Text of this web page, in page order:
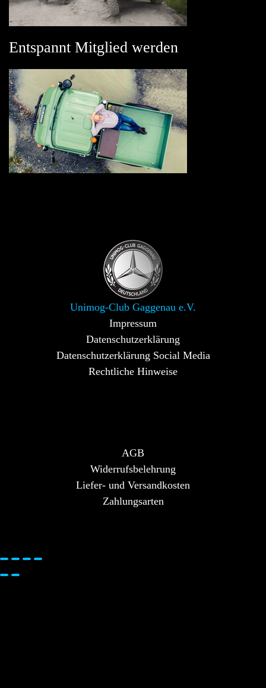
Entspannt Mitglied werden
Unimog-Club Gaggenau e.V.
Impressum
Datenschutzerklärung
Datenschutzerklärung Social Media
Rechtliche Hinweise
AGB
Widerrufsbelehrung
Liefer- und Versandkosten
Zahlungsarten